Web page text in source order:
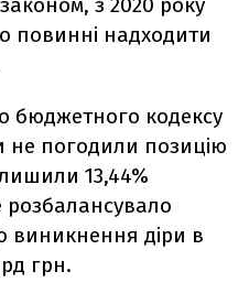
повинні надходити
бюджетного кодексу
не погодили позицію
13,44%
виникнення діри в
грн.